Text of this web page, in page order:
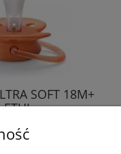
SOFT 18M+
ETUI